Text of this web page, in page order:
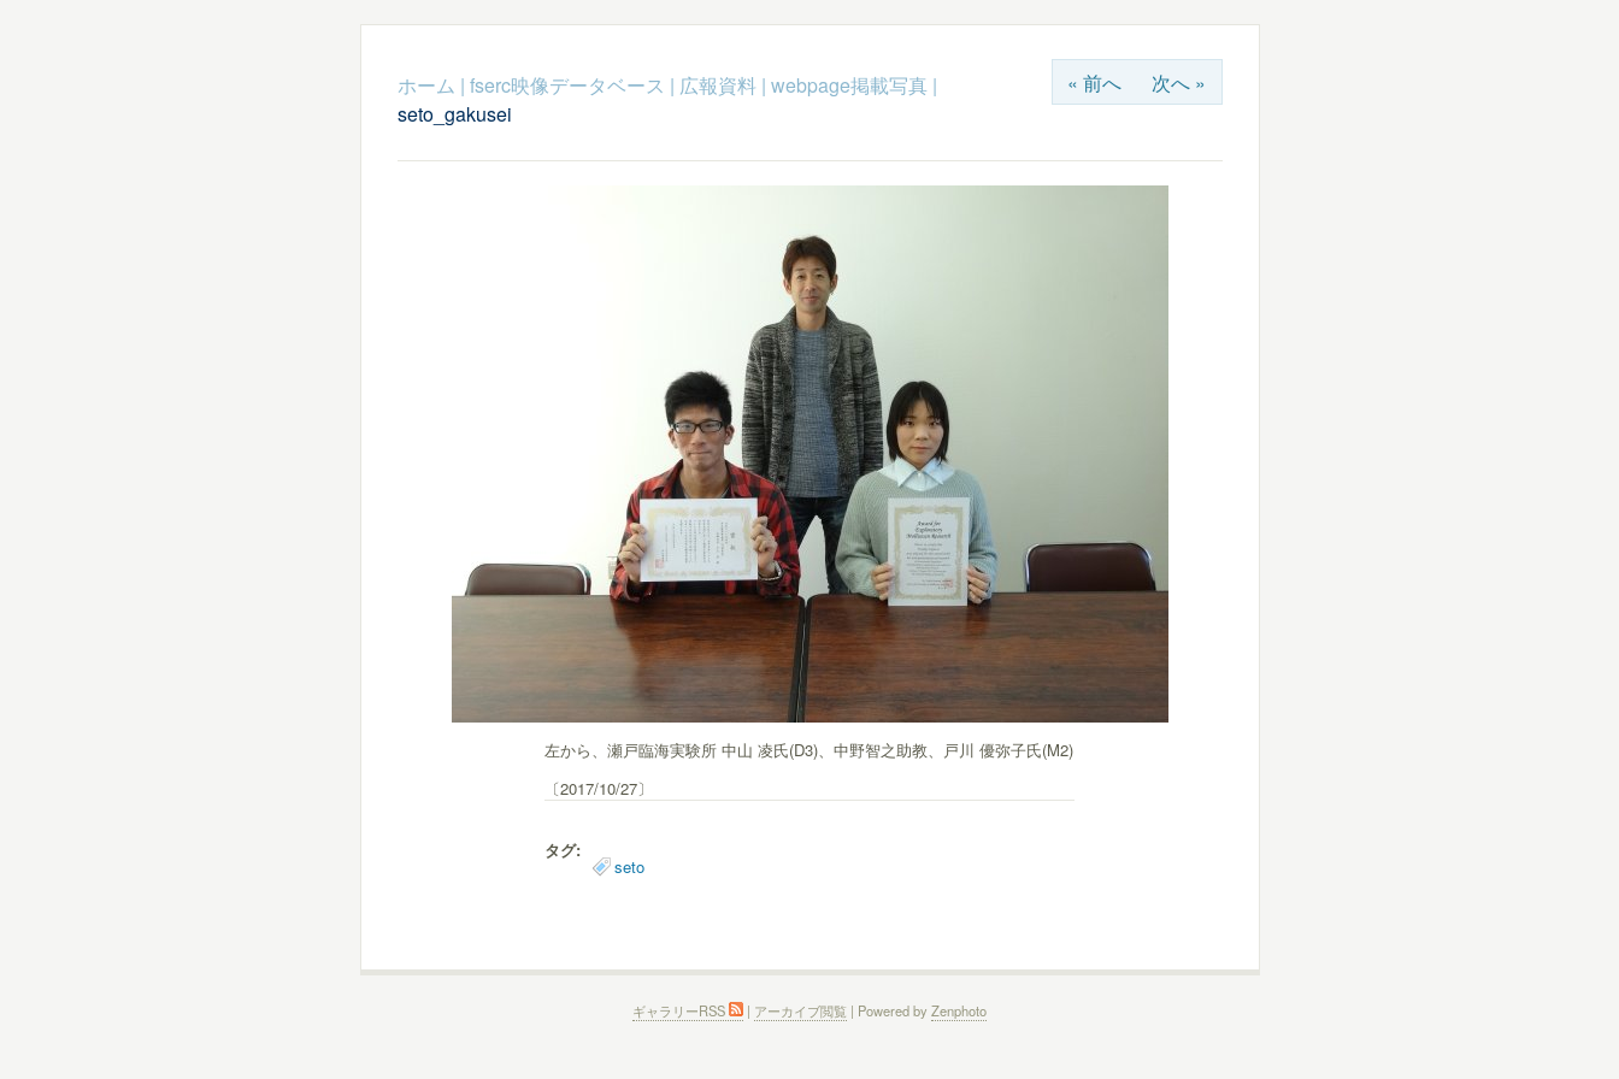
« 前へ 次へ »
ホーム | fserc映像データベース | 広報資料| webpage掲載写真|
seto_gakusei
左から、瀬戸臨海実験所 中山 凌氏(D3)、中野智之助教、戸川 優弥子氏(M2)
〔2017/10/27〕
タグ:
seto
ギャラリーRSS | アーカイブ閲覧 | Powered by Zenphoto